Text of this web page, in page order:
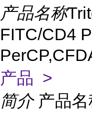
产品名称
FITC/CD4
产品 >
简介 产品